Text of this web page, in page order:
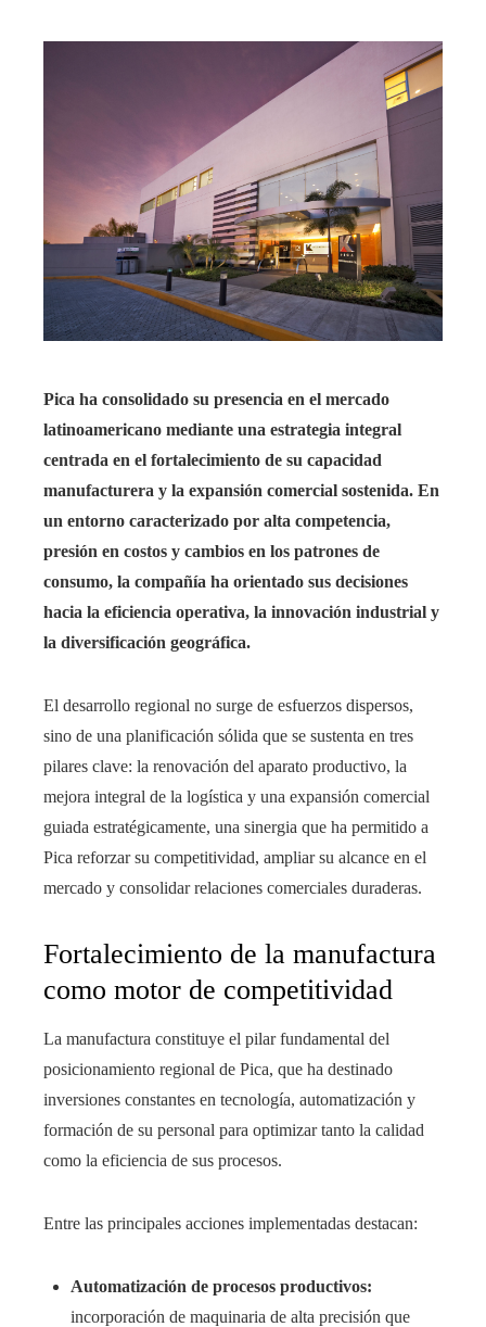
Pica ha consolidado su presencia en el mercado
latinoamericano mediante una estrategia integral
centrada en el fortalecimiento de su capacidad
manufacturera y la expansión comercial sostenida. En
un entorno caracterizado por alta competencia,
presión en costos y cambios en los patrones de
consumo, la compañía ha orientado sus decisiones
hacia la eficiencia operativa, la innovación industrial y
la diversificación geográfica.
El desarrollo regional no surge de esfuerzos dispersos,
sino de una planificación sólida que se sustenta en tres
pilares clave: la renovación del aparato productivo, la
mejora integral de la logística y una expansión comercial
guiada estratégicamente, una sinergia que ha permitido a
Pica reforzar su competitividad, ampliar su alcance en el
mercado y consolidar relaciones comerciales duraderas.
Fortalecimiento de la manufactura
como motor de competitividad
La manufactura constituye el pilar fundamental del
posicionamiento regional de Pica, que ha destinado
inversiones constantes en tecnología, automatización y
formación de su personal para optimizar tanto la calidad
como la eficiencia de sus procesos.
Entre las principales acciones implementadas destacan:
Automatización de procesos productivos:
incorporación de maquinaria de alta precisión que